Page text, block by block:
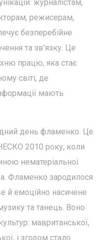
журналістам,
режисерам,
безперебійне
та зв'язку. Це
працю, яка стає
світі, де
мають
день фламенко. Це
2010 року, коли
нематеріальної
Фламенко зародилося
й емоційно насичене
та танець. Воно
мавританської,
і згодом стало